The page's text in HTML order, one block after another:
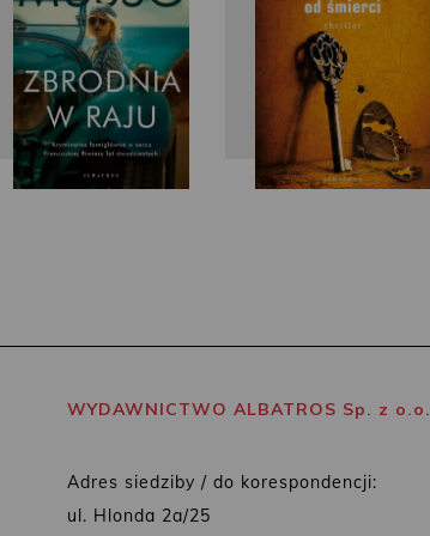
WYDAWNICTWO ALBATROS Sp. z o.o.
Adres siedziby / do korespondencji:
ul. Hlonda 2a/25